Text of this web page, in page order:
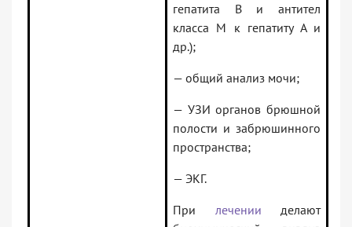
гепатита В и антител
класса М к гепатиту А и
др.);
— общий анализ мочи;
— УЗИ органов брюшной
полости и забрюшинного
пространства;
— ЭКГ.
При лечении делают